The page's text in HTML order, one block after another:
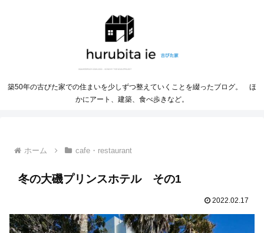
築50年の古びた家での住まいを少しずつ整えていくことを綴ったブログ。 ほ
かにアート、建築、食べ歩きなど。
ホーム cafe・restaurant
冬の大磯プリンスホテル その1
2022.02.17